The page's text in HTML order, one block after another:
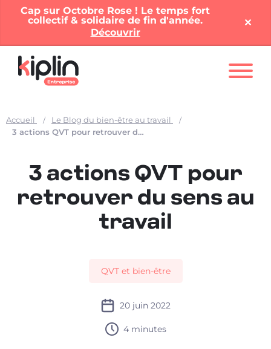
Cap sur Octobre Rose ! Le temps fort
collectif & solidaire de fin d'année.
Découvrir
✕︎
Nos solutions
entreprises
À propos
Accueil
Le Blog du bien-être au travail
3 actions QVT pour retrouver du sens au travail
3 actions QVT pour
retrouver du sens au
travail
QVT et bien-être
20 juin 2022
4 minutes